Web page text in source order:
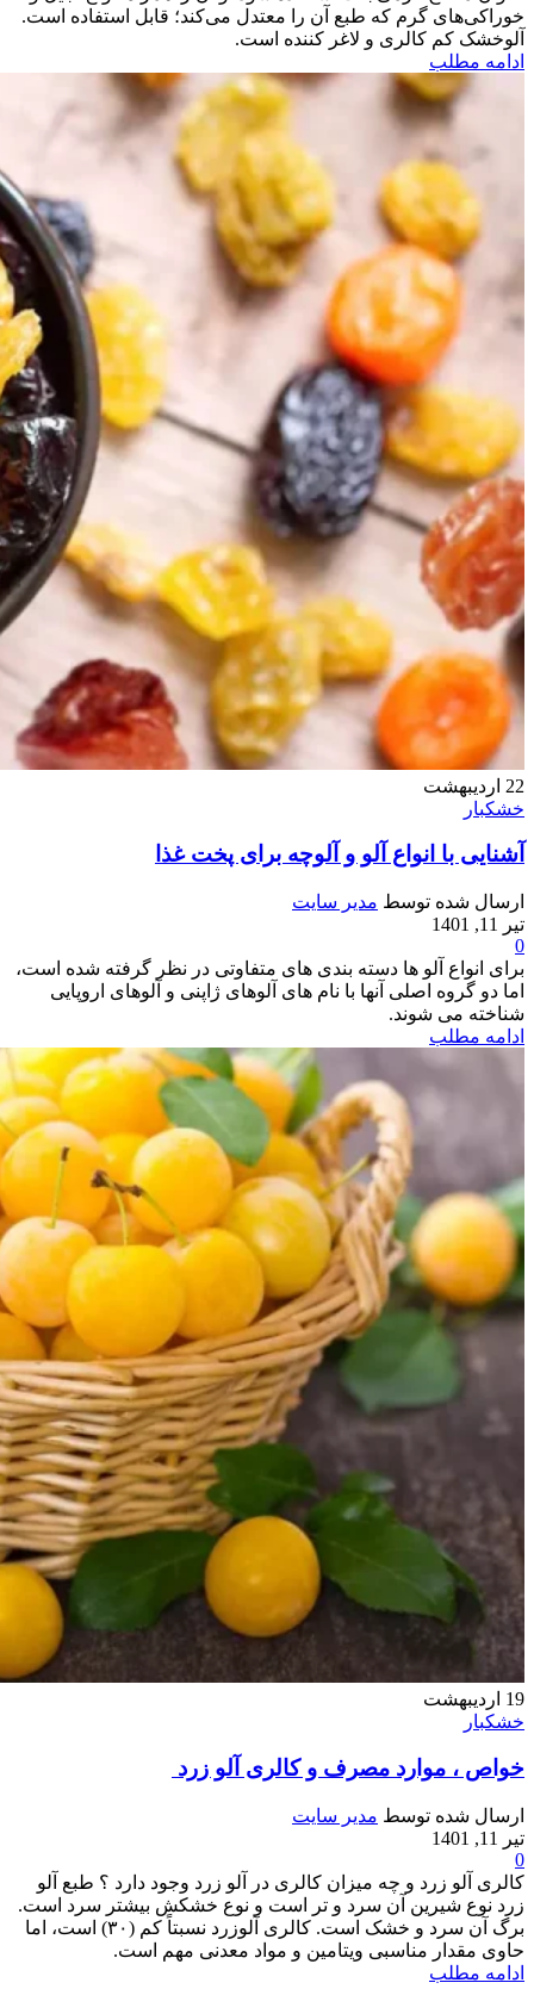
خوراکی‌های گرم که طبع آن را معتدل می‌کند؛ قابل استفاده است.
آلوخشک کم کالری و لاغر کننده است.
ادامه مطلب
22 اردیبهشت
خشکبار
آشنایی با انواع آلو و آلوچه برای پخت غذا
ارسال شده توسط مدیر سایت
تیر 11, 1401
0
برای انواع آلو ها دسته بندی های متفاوتی در نظر گرفته شده است،
اما دو گروه اصلی آنها با نام های آلوهای ژاپنی و آلوهای اروپایی
شناخته می شوند.
ادامه مطلب
19 اردیبهشت
خشکبار
خواص ، موارد مصرف و کالری آلو زرد
ارسال شده توسط مدیر سایت
تیر 11, 1401
0
کالری آلو زرد و چه میزان کالری در آلو زرد وجود دارد ؟ طبع آلو
زرد نوع شیرین آن سرد و تر است و نوع خشکش بیشتر سرد است.
برگ آن سرد و خشک است. کالری آلوزرد نسبتاً کم (۳۰) است، اما
حاوی مقدار مناسبی ویتامین و مواد معدنی مهم است.
ادامه مطلب